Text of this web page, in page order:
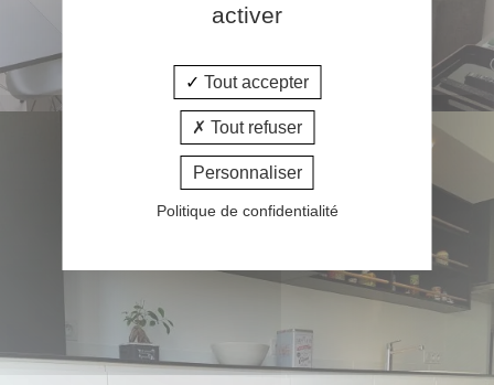
BOULEVARD DE L'OCÉAN
La Baule - 44
activer
Tout accepter
Tout refuser
Personnaliser
Politique de confidentialité